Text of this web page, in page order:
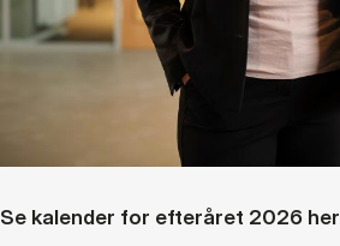
Se kalender for efteråret 2026 her